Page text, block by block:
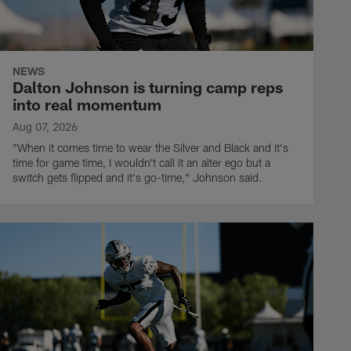
NEWS
Dalton Johnson is turning camp reps
into real momentum
Aug 07, 2026
"When it comes time to wear the Silver and Black and it's
time for game time, I wouldn't call it an alter ego but a
switch gets flipped and it's go-time," Johnson said.